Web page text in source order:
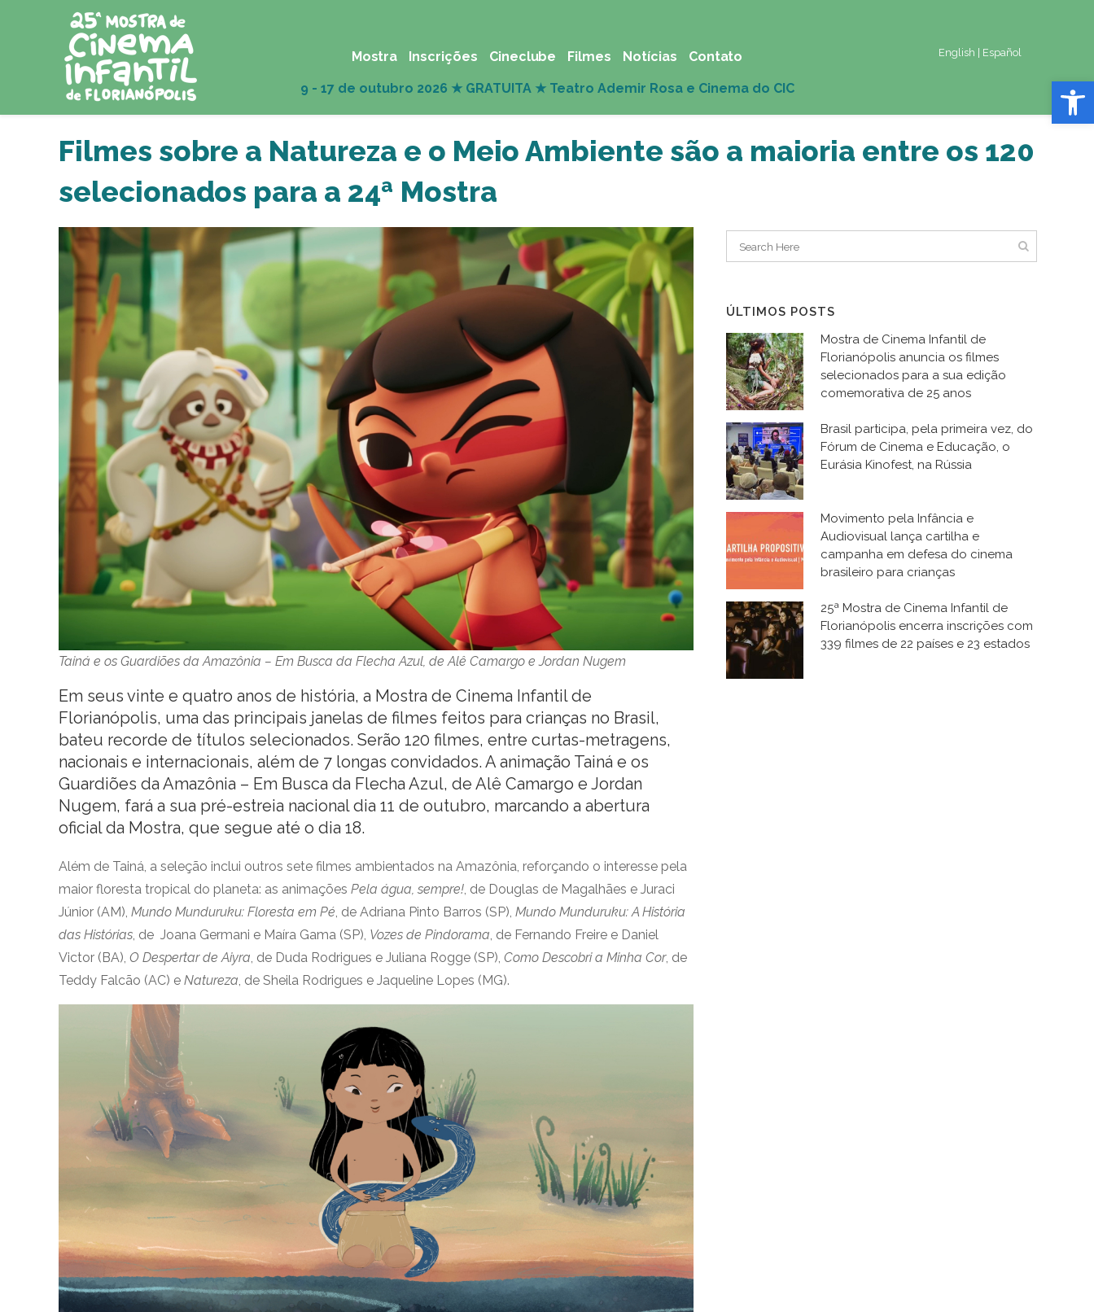
Abrir
English Español
Mostra Inscrições Cineclube Filmes Notícias Contato
Filmes sobre a Natureza e o Meio Ambiente são a maioria entre os 120
selecionados para a 24ª Mostra
Tainá e os Guardiões da Amazônia – Em Busca da Flecha Azul, de Alê Camargo e Jordan Nugem
Em seus vinte e quatro anos de história, a Mostra de Cinema Infantil de
Florianópolis, uma das principais janelas de filmes feitos para crianças no Brasil,
bateu recorde de títulos selecionados. Serão 120 filmes, entre curtas-metragens,
nacionais e internacionais, além de 7 longas convidados. A animação Tainá e os
Guardiões da Amazônia – Em Busca da Flecha Azul, de Alê Camargo e Jordan
Nugem, fará a sua pré-estreia nacional dia 11 de outubro, marcando a abertura
oficial da Mostra, que segue até o dia 18.
Além de Tainá, a seleção inclui outros sete filmes ambientados na Amazônia, reforçando o interesse pela
maior floresta tropical do planeta: as animações Pela água, sempre!, de Douglas de Magalhães e Juraci
Júnior (AM), Mundo Munduruku: Floresta em Pé, de Adriana Pinto Barros (SP), Mundo Munduruku: A História
das Histórias, de Joana Germani e Maíra Gama (SP), Vozes de Pindorama, de Fernando Freire e Daniel
Victor (BA), O Despertar de Aiyra, de Duda Rodrigues e Juliana Rogge (SP), Como Descobri a Minha Cor, de
Teddy Falcão (AC) e Natureza, de Sheila Rodrigues e Jaqueline Lopes (MG).
ÚLTIMOS POSTS
Mostra de Cinema Infantil de
Florianópolis anuncia os filmes
selecionados para a sua edição
comemorativa de 25 anos
Brasil participa, pela primeira vez, do
Fórum de Cinema e Educação, o
Eurásia Kinofest, na Rússia
Movimento pela Infância e
Audiovisual lança cartilha e
campanha em defesa do cinema
brasileiro para crianças
25ª Mostra de Cinema Infantil de
Florianópolis encerra inscrições com
339 filmes de 22 países e 23 estados